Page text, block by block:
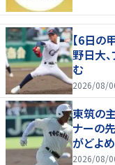
【6日の
野日大
む
2026/08/
東筑の
ナーの
がどよ
2026/08/